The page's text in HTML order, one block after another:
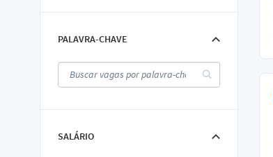
PALAVRA-CHAVE
SALÁRIO